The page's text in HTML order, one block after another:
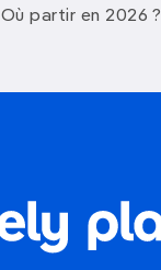
Où partir en 2026 ?